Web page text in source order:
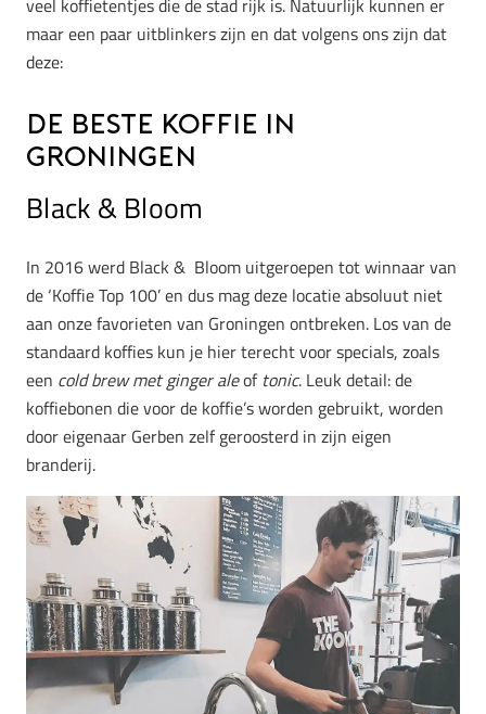
veel koffietentjes die de stad rijk is. Natuurlijk kunnen er
maar een paar uitblinkers zijn en dat volgens ons zijn dat
deze:
De beste koffie in
Groningen
Black & Bloom
In 2016 werd Black & Bloom uitgeroepen tot winnaar van
de ‘Koffie Top 100’ en dus mag deze locatie absoluut niet
aan onze favorieten van Groningen ontbreken. Los van de
standaard koffies kun je hier terecht voor specials, zoals
een cold brew met ginger aleoftonic. Leuk detail: de
koffiebonen die voor de koffie’s worden gebruikt, worden
door eigenaar Gerben zelf geroosterd in zijn eigen
branderij.